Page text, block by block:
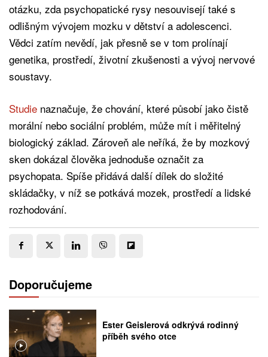
otázku, zda psychopatické rysy nesouvisejí také s
odlišným vývojem mozku v dětství a adolescenci.
Vědci zatím nevědí, jak přesně se v tom prolínají
genetika, prostředí, životní zkušenosti a vývoj nervové
soustavy.
Studie naznačuje, že chování, které působí jako čistě
morální nebo sociální problém, může mít i měřitelný
biologický základ. Zároveň ale neříká, že by mozkový
sken dokázal člověka jednoduše označit za
psychopata. Spíše přidává další dílek do složité
skládačky, v níž se potkává mozek, prostředí a lidské
rozhodování.
Doporučujeme
Ester Geislerová odkrývá rodinný
příběh svého otce